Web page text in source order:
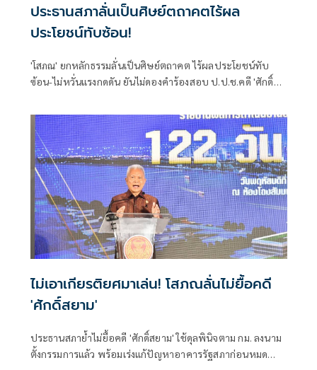
ประธานสภาลั่นเป็นศิษย์ตถาคตไร้ผล
ประโยชน์ทับซ้อน!
'โสภณ' ยกหลักธรรมลั่นเป็นศิษย์ตถาคต ไร้ผลประโยชน์ทับ
ซ้อน-ไม่หวั่นแรงกดดัน ยันไม่ดองคำร้องสอบ ป.ป.ช.คดี 'ศักดิ์
กฎหมายไม่ใช่อารมณ์
ไม่เอาเกียรติยศมาเล่น! โสภณลั่นไม่ยื้อคดี
'ศักดิ์สยาม'
ประธานสภาย้ำไม่ยื้อคดี 'ศักดิ์สยาม' ใช้ดุลพินิจตาม กม. ลงนาม
ตั้งกรรมการแล้ว พร้อมเร่งแก้ปัญหาอาคารรัฐสภาก่อนหมด